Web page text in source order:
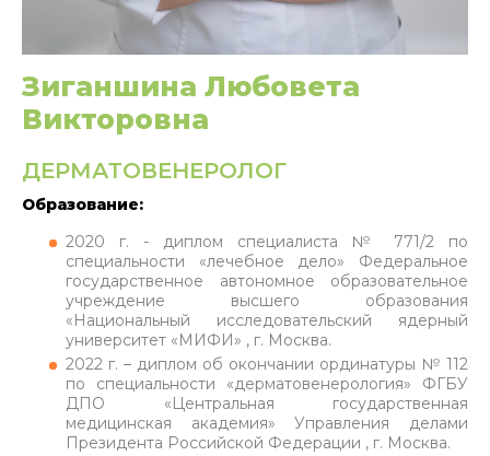
Зиганшина Любовета
Викторовна
ДЕРМАТОВЕНЕРОЛОГ
Образование:
2020 г. - диплом специалиста № 771/2 по
специальности «лечебное дело» Федеральное
государственное автономное образовательное
учреждение высшего образования
«Национальный исследовательский ядерный
университет «МИФИ» , г. Москва.
2022 г. – диплом об окончании ординатуры № 112
по специальности «дерматовенерология» ФГБУ
ДПО «Центральная государственная
медицинская академия» Управления делами
Президента Российской Федерации , г. Москва.